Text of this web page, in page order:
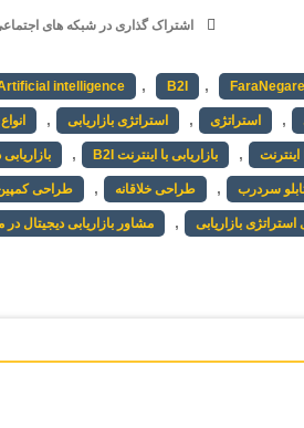
اشتراک گذاری در شبکه های
intelligence , B2I ,
, استراتژی , استراتژی بازاریابی ,
اینترنت , بازاریابی با اینترنت B2I ,
سردرب , طراحی خلاقانه , طراحی
استراتژی بازاریابی , مشاور بازاریابی دیجیتال